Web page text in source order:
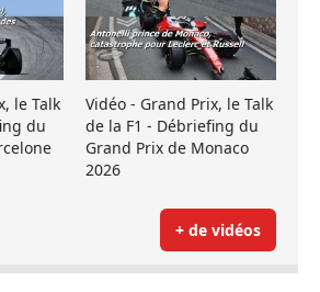
le Talk
du
Vidéo - Grand Prix, le Talk
de la F1 - Débriefing du
Grand Prix de Monaco
2026
+ de vidéos